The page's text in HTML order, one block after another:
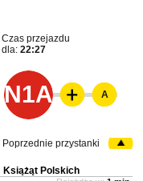
Czas przejazdu
dla: 22:27
N1A A
Poprzednie przystanki
Książąt Polskich